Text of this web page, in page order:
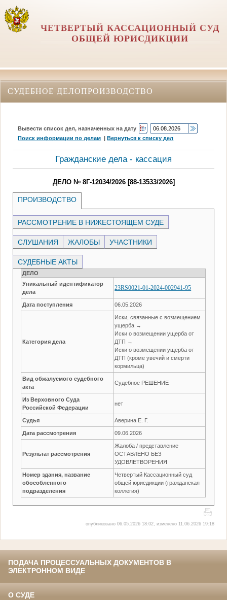
ЧЕТВЕРТЫЙ КАССАЦИОННЫЙ СУД
ОБЩЕЙ ЮРИСДИКЦИИ
СУДЕБНОЕ ДЕЛОПРОИЗВОДСТВО
Вывести список дел, назначенных на дату
Поиск информации по делам |Вернуться к списку дел
Гражданские дела - кассация
ДЕЛО № 8Г-12034/2026 [88-13533/2026]
ПРОИЗВОДСТВО
РАССМОТРЕНИЕ В НИЖЕСТОЯЩЕМ СУДЕ
СЛУШАНИЯ ЖАЛОБЫ УЧАСТНИКИ
СУДЕБНЫЕ АКТЫ
ДЕЛО
Уникальный идентификатор
дела
23RS0021-01-2024-002941-95
Дата поступления 06.05.2026
Категория дела
Иски, связанные с возмещением
ущерба →
Иски о возмещении ущерба от
ДТП →
Иски о возмещении ущерба от
ДТП (кроме увечий и смерти
кормильца)
Вид обжалуемого судебного
акта
Судебное РЕШЕНИЕ
Из Верховного Суда
Российской Федерации
нет
Судья Аверина Е. Г.
Дата рассмотрения 09.06.2026
Результат рассмотрения
Жалоба / представление
ОСТАВЛЕНО БЕЗ
УДОВЛЕТВОРЕНИЯ
Номер здания, название
обособленного
подразделения
Четвертый Кассационный суд
общей юрисдикции (гражданская
коллегия)
опубликовано 06.05.2026 18:02, изменено 11.06.2026 19:18
ПОДАЧА ПРОЦЕССУАЛЬНЫХ ДОКУМЕНТОВ В
ЭЛЕКТРОННОМ ВИДЕ
О СУДЕ